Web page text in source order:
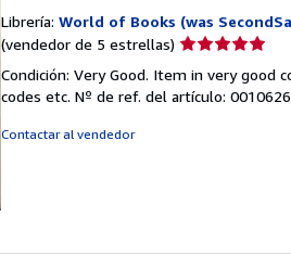
Librería: World of Books (was
(vendedor de 5 estrellas) Calificación
vendedor:
5
Condición: Very Good. Item in very good
codes etc. Nº de ref. del artículo:
Contactar al vendedor